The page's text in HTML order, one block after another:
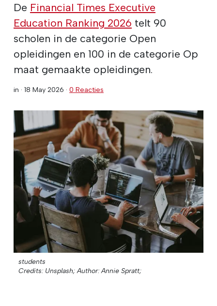
De Financial Times Executive
Education Ranking 2026 telt 90
scholen in de categorie Open
opleidingen en 100 in de categorie Op
maat gemaakte opleidingen.
in · 18 May 2026 · 0 Reacties
students
Credits: Unsplash; Author: Annie Spratt;